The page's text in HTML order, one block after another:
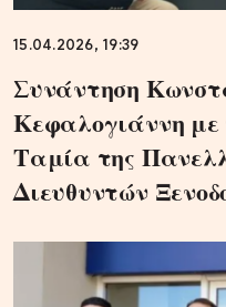
15.04.2026, 19:39
Συνάντηση
Κεφαλογιάννη με
Ταμία της
Διευθυντών